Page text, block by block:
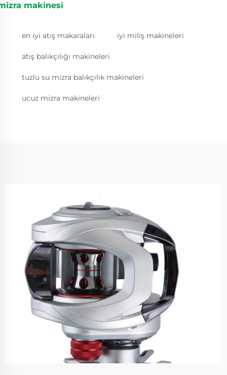
makinesi
en iyi atış makaraları iyi miliş makineleri
atış balıkçılığı makineleri
tuzlu su mizra balıkçılık makineleri
ucuz mizra makineleri